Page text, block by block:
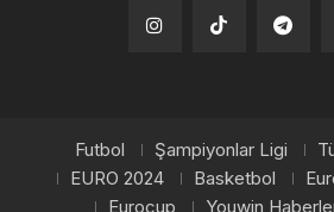
Tiktok
Futbol Şampiyonlar Ligi
EURO 2024
Basketbol
Eurocup
Youwin